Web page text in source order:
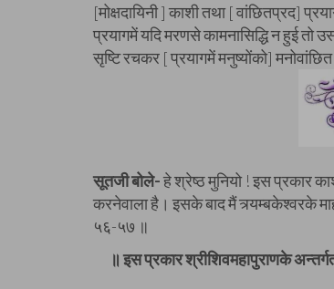
[मोक्षदायिनी ] काशी तथा [ वांछितप्रद]
प्रयागमें यदि मरणसे कामनासिद्धि न हुई तो
सृष्टि रचकर [ प्रयागमें मनुष्योंको]
सूतजी बोले-हे श्रेष्ठ मुनियो ! इस प्रकार
करनेवाला है। इसके बाद मैं त्र्यम्बकेश्वरके
५६-५७ ॥
॥ इस प्रकार श्रीशिवमहापुराणके